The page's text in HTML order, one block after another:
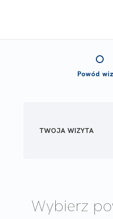
Powód
TWOJA WIZYTA
Wybierz